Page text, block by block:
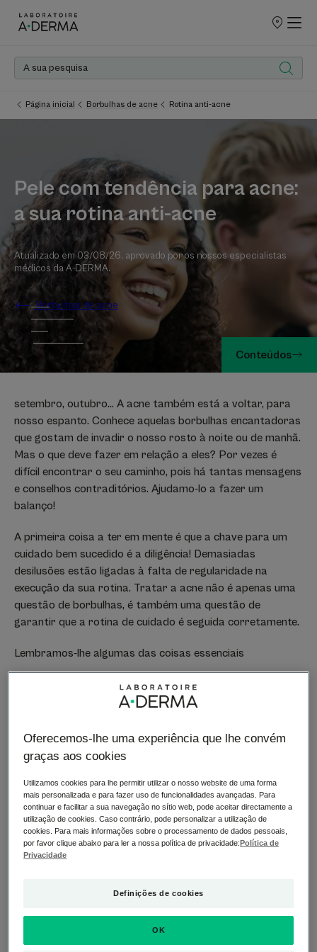
PONTOS
Página inicial Borbulhas de acne Rotina anti-acne
Pele com tendência para acne:
a sua rotina anti-acne
Atualizado em 03/08/26, aprovado poros nossos especialistas
médicos da A-DERMA.
Borbulhas de acne
Conteúdos
setembro, outubro... A acne também está a voltar, para
nosso espanto. Conhece aquelas borbulhas encantadoras
que gostam de invadir o nosso rosto à noite ou de manhã.
Mas o que deve fazer em relação a eles? Por vezes é
difícil encontrar o seu caminho, pois há tantas mensagens
e conselhos contraditórios. Ajudamo-lo a fazer um
balanço!
A primeira coisa a ter em mente é que a chave para um
cuidado bem sucedido é a diligência! Demasiadas
desilusões estão ligadas à falta de regularidade na
execução da sua rotina. Tratar a acne não é apenas uma
questão de borbulhas, é também uma questão de
garantir que a rotina de cuidado é seguida corretamente.
Lembramos-lhe algumas das coisas essenciais
anti-acne
Para combater a acne eficazmente, é preciso primeiro
adotar alguns passos simples e cumpri-los.
Purifique a sua pele
Limpar adequadamente a sua pele de manhã e à noite é a
limpeza que descamam a pele, e utilize produtos de
tais como águas micelares ou géis de limpeza suaves.
Para a limpeza com água, utilizar um gel espuma sem
Oferecemos-lhe uma experiência que lhe convém
graças aos cookies
Utilizamos cookies para lhe permitir utilizar o nosso website de uma forma
mais personalizada e para fazer uso de funcionalidades avançadas. Para
continuar e facilitar a sua navegação no sítio web, pode aceitar directamente a
utilização de cookies. Caso contrário, pode personalizar a utilização de
cookies. Para mais informações sobre o processamento de dados pessoais,
por favor clique abaixo para ler a nossa política de privacidade: Política de
Privacidade
Definições de cookies
OK